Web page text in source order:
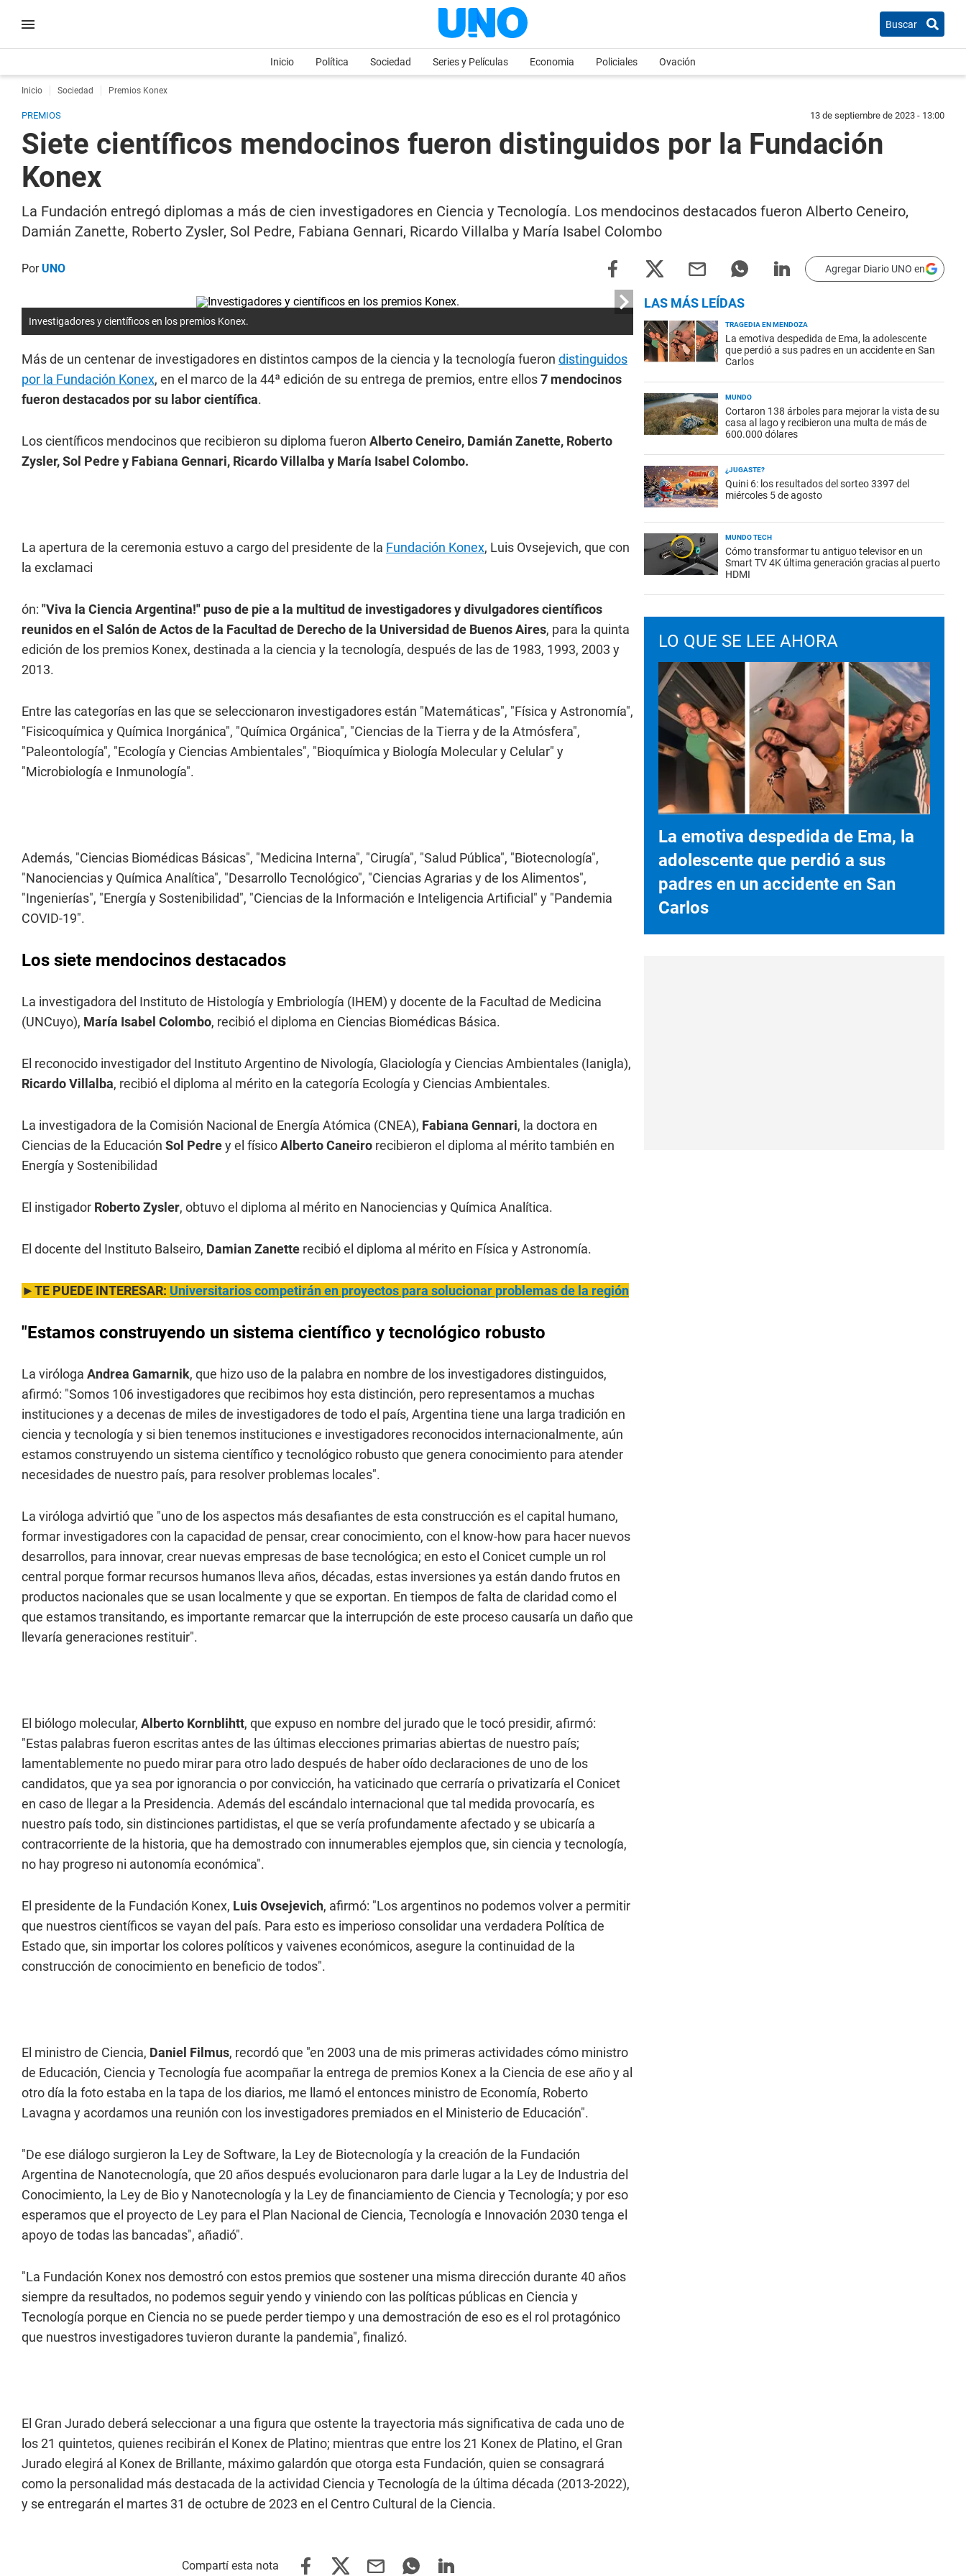
Buscar
Inicio Política Sociedad Series y Películas Economia Policiales Ovación
Inicio Sociedad Premios Konex
PREMIOS 13 de septiembre de 2023 - 13:00
Siete científicos mendocinos fueron distinguidos por la Fundación
Konex
La Fundación entregó diplomas a más de cien investigadores en Ciencia y Tecnología. Los mendocinos destacados fueron Alberto Ceneiro,
Damián Zanette, Roberto Zysler, Sol Pedre, Fabiana Gennari, Ricardo Villalba y María Isabel Colombo
PorUNO Agregar Diario UNO en
Investigadores y científicos en los premios Konex.
Más de un centenar de investigadores en distintos campos de la ciencia y la tecnología fueron distinguidos
por la Fundación Konex, en el marco de la 44ª edición de su entrega de premios, entre ellos7 mendocinos
fueron destacados por su labor científica.
Los científicos mendocinos que recibieron su diploma fueron Alberto Ceneiro, Damián Zanette, Roberto
Zysler, Sol Pedre y Fabiana Gennari, Ricardo Villalba y María Isabel Colombo.
La apertura de la ceremonia estuvo a cargo del presidente de la Fundación Konex, Luis Ovsejevich, que con
la exclamaci
ón: "Viva la Ciencia Argentina!" puso de pie a la multitud de investigadores y divulgadores científicos
reunidos en el Salón de Actos de la Facultad de Derecho de la Universidad de Buenos Aires, para la quinta
edición de los premios Konex, destinada a la ciencia y la tecnología, después de las de 1983, 1993, 2003 y
2013.
Entre las categorías en las que se seleccionaron investigadores están "Matemáticas", "Física y Astronomía",
"Fisicoquímica y Química Inorgánica", "Química Orgánica", "Ciencias de la Tierra y de la Atmósfera",
"Paleontología", "Ecología y Ciencias Ambientales", "Bioquímica y Biología Molecular y Celular" y
"Microbiología e Inmunología".
Además, "Ciencias Biomédicas Básicas", "Medicina Interna", "Cirugía", "Salud Pública", "Biotecnología",
"Nanociencias y Química Analítica", "Desarrollo Tecnológico", "Ciencias Agrarias y de los Alimentos",
"Ingenierías", "Energía y Sostenibilidad", "Ciencias de la Información e Inteligencia Artificial" y "Pandemia
COVID-19".
Los siete mendocinos destacados
La investigadora del Instituto de Histología y Embriología (IHEM) y docente de la Facultad de Medicina
(UNCuyo), María Isabel Colombo, recibió el diploma en Ciencias Biomédicas Básica.
El reconocido investigador del Instituto Argentino de Nivología, Glaciología y Ciencias Ambientales (Ianigla),
Ricardo Villalba, recibió el diploma al mérito en la categoría Ecología y Ciencias Ambientales.
La investigadora de la Comisión Nacional de Energía Atómica (CNEA), Fabiana Gennari, la doctora en
Ciencias de la Educación Sol Pedrey el físicoAlberto Caneiro recibieron el diploma al mérito también en
Energía y Sostenibilidad
El instigador Roberto Zysler, obtuvo el diploma al mérito en Nanociencias y Química Analítica.
El docente del Instituto Balseiro, Damian Zanette recibió el diploma al mérito en Física y Astronomía.
►TE PUEDE INTERESAR: Universitarios competirán en proyectos para solucionar problemas de la región
"Estamos construyendo un sistema científico y tecnológico robusto
La viróloga Andrea Gamarnik, que hizo uso de la palabra en nombre de los investigadores distinguidos,
afirmó: "Somos 106 investigadores que recibimos hoy esta distinción, pero representamos a muchas
instituciones y a decenas de miles de investigadores de todo el país, Argentina tiene una larga tradición en
ciencia y tecnología y si bien tenemos instituciones e investigadores reconocidos internacionalmente, aún
estamos construyendo un sistema científico y tecnológico robusto que genera conocimiento para atender
necesidades de nuestro país, para resolver problemas locales".
La viróloga advirtió que "uno de los aspectos más desafiantes de esta construcción es el capital humano,
formar investigadores con la capacidad de pensar, crear conocimiento, con el know-how para hacer nuevos
desarrollos, para innovar, crear nuevas empresas de base tecnológica; en esto el Conicet cumple un rol
central porque formar recursos humanos lleva años, décadas, estas inversiones ya están dando frutos en
productos nacionales que se usan localmente y que se exportan. En tiempos de falta de claridad como el
que estamos transitando, es importante remarcar que la interrupción de este proceso causaría un daño que
llevaría generaciones restituir".
El biólogo molecular, Alberto Kornblihtt, que expuso en nombre del jurado que le tocó presidir, afirmó:
"Estas palabras fueron escritas antes de las últimas elecciones primarias abiertas de nuestro país;
lamentablemente no puedo mirar para otro lado después de haber oído declaraciones de uno de los
candidatos, que ya sea por ignorancia o por convicción, ha vaticinado que cerraría o privatizaría el Conicet
en caso de llegar a la Presidencia. Además del escándalo internacional que tal medida provocaría, es
nuestro país todo, sin distinciones partidistas, el que se vería profundamente afectado y se ubicaría a
contracorriente de la historia, que ha demostrado con innumerables ejemplos que, sin ciencia y tecnología,
no hay progreso ni autonomía económica".
El presidente de la Fundación Konex, Luis Ovsejevich, afirmó: "Los argentinos no podemos volver a permitir
que nuestros científicos se vayan del país. Para esto es imperioso consolidar una verdadera Política de
Estado que, sin importar los colores políticos y vaivenes económicos, asegure la continuidad de la
construcción de conocimiento en beneficio de todos".
El ministro de Ciencia, Daniel Filmus, recordó que "en 2003 una de mis primeras actividades cómo ministro
de Educación, Ciencia y Tecnología fue acompañar la entrega de premios Konex a la Ciencia de ese año y al
otro día la foto estaba en la tapa de los diarios, me llamó el entonces ministro de Economía, Roberto
Lavagna y acordamos una reunión con los investigadores premiados en el Ministerio de Educación".
"De ese diálogo surgieron la Ley de Software, la Ley de Biotecnología y la creación de la Fundación
Argentina de Nanotecnología, que 20 años después evolucionaron para darle lugar a la Ley de Industria del
Conocimiento, la Ley de Bio y Nanotecnología y la Ley de financiamiento de Ciencia y Tecnología; y por eso
esperamos que el proyecto de Ley para el Plan Nacional de Ciencia, Tecnología e Innovación 2030 tenga el
apoyo de todas las bancadas", añadió".
"La Fundación Konex nos demostró con estos premios que sostener una misma dirección durante 40 años
siempre da resultados, no podemos seguir yendo y viniendo con las políticas públicas en Ciencia y
Tecnología porque en Ciencia no se puede perder tiempo y una demostración de eso es el rol protagónico
que nuestros investigadores tuvieron durante la pandemia", finalizó.
El Gran Jurado deberá seleccionar a una figura que ostente la trayectoria más significativa de cada uno de
los 21 quintetos, quienes recibirán el Konex de Platino; mientras que entre los 21 Konex de Platino, el Gran
Jurado elegirá al Konex de Brillante, máximo galardón que otorga esta Fundación, quien se consagrará
como la personalidad más destacada de la actividad Ciencia y Tecnología de la última década (2013-2022),
y se entregarán el martes 31 de octubre de 2023 en el Centro Cultural de la Ciencia.
LAS MÁS LEÍDAS
TRAGEDIA EN MENDOZA
La emotiva despedida de Ema, la adolescente
que perdió a sus padres en un accidente en San
Carlos
MUNDO
Cortaron 138 árboles para mejorar la vista de su
casa al lago y recibieron una multa de más de
600.000 dólares
¿JUGASTE?
Quini 6: los resultados del sorteo 3397 del
miércoles 5 de agosto
MUNDO TECH
Cómo transformar tu antiguo televisor en un
Smart TV 4K última generación gracias al puerto
HDMI
LO QUE SE LEE AHORA
La emotiva despedida de Ema, la
adolescente que perdió a sus
padres en un accidente en San
Carlos